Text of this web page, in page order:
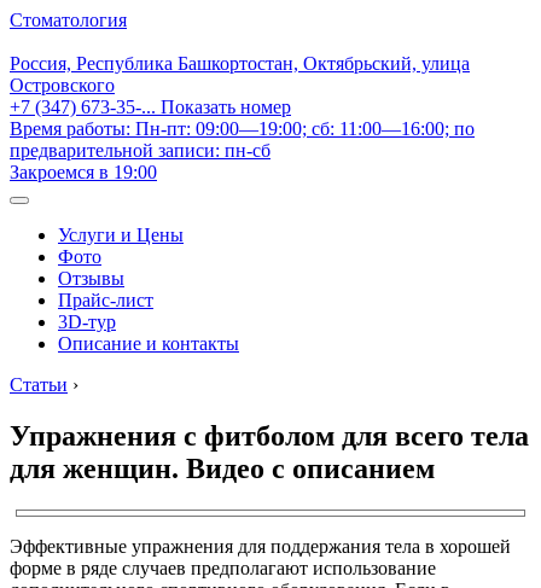
Стоматология
Россия, Республика Башкортостан, Октябрьский, улица
Островского
+7 (347) 673-35-... Показать номер
Время работы: Пн-пт: 09:00—19:00; сб: 11:00—16:00; по
предварительной записи: пн-сб
Закроемся в 19:00
Услуги и Цены
Фото
Отзывы
Прайс-лист
3D-тур
Описание и контакты
Статьи ›
Упражнения с фитболом для всего тела
для женщин. Видео с описанием
Эффективные упражнения для поддержания тела в хорошей
форме в ряде случаев предполагают использование